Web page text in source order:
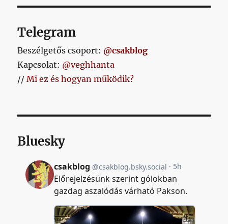
Telegram
Beszélgetős csoport: @csakblog
Kapcsolat: @veghhanta
//Mi ez és hogyan működik?
Bluesky